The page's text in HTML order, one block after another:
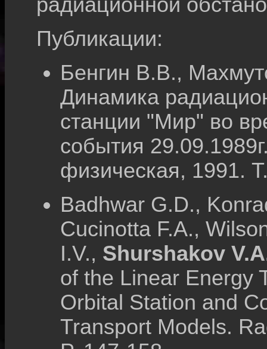
радиационной
Публикации:
Бенгин В.В.,
Динамика
станции "Мир" во
события
физическая, 1991.
Ваdhwar G.D.,
Cucinotta F.A.,
I.V., Shurshakov
of the Linear Energy
Orbital Station and
Transport Models.